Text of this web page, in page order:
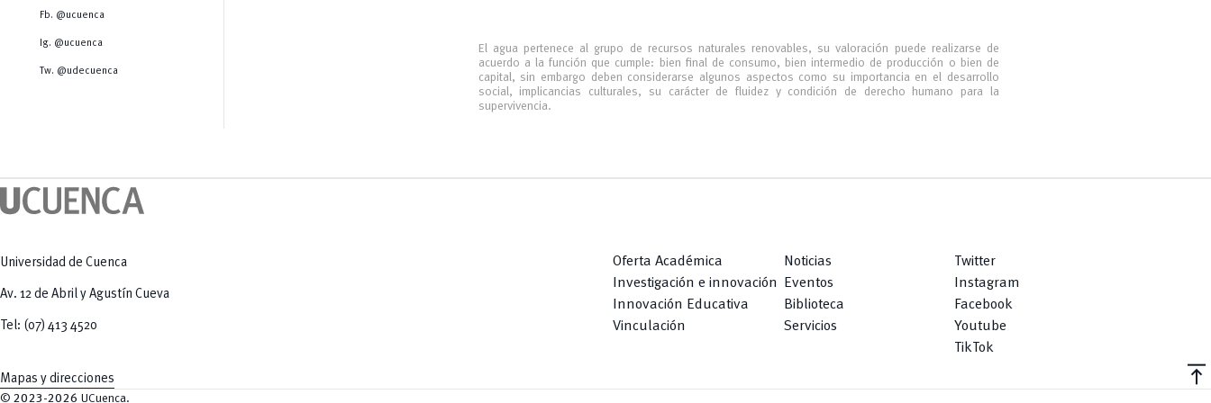
Tecnologías
Radio Universitaria
Sostenibilidad
Fb. @ucuenca
Ig. @ucuenca
Tw. @udecuenca
El agua pertenece al grupo de recursos naturales renovables, su valoración puede realizarse de
acuerdo a la función que cumple: bien final de consumo, bien intermedio de producción o bien de
capital, sin embargo deben considerarse algunos aspectos como su importancia en el desarrollo
social, implicancias culturales, su carácter de fluidez y condición de derecho humano para la
supervivencia.
Universidad de Cuenca
Av. 12 de Abril y Agustín Cueva
Tel: (07) 413 4520
Mapas y direcciones
Oferta Académica
Investigación e innovación
Innovación Educativa
Vinculación
Noticias
Eventos
Biblioteca
Servicios
Twitter
Instagram
Facebook
Youtube
TikTok
vertical_align_top
© 2023-2026 UCuenca.